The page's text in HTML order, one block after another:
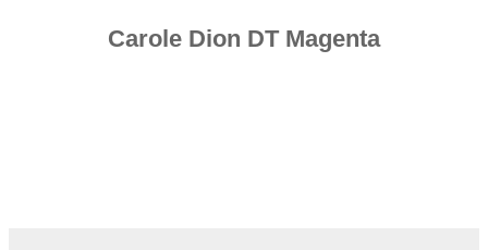
Carole Dion DT Magenta